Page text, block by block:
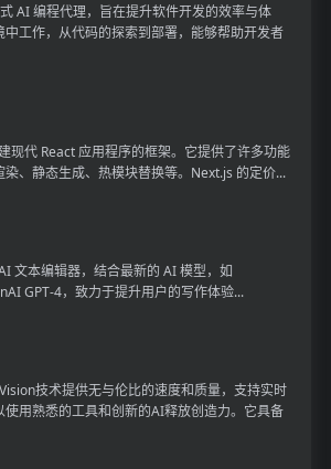
AI 编程代理，旨在提升软件开发的效率与体
工作，从代码的探索到部署，能够帮助开发者
现代 React 应用程序的框架。它提供了许多功能
、静态生成、热模块替换等。Next.js 的定价...
文本编辑器，结合最新的 AI 模型，如
GPT-4，致力于提升用户的写作体验...
技术提供无与伦比的速度和质量，支持实时
用熟悉的工具和创新的AI释放创造力。它具备